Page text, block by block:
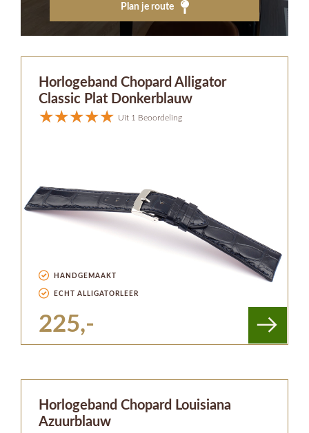
Plan je route
Horlogeband Chopard Alligator
Classic Plat Donkerblauw
Uit 1 Beoordeling
HANDGEMAAKT
ECHT ALLIGATORLEER
225,-
Horlogeband Chopard Louisiana
Azuurblauw